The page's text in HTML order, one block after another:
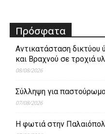
Πρόσφατα
Aντικατάσταση
και Βραχνού σε τροχιά
08/08/2026
Σύλληψη για
07/08/2026
Η φωτιά στην